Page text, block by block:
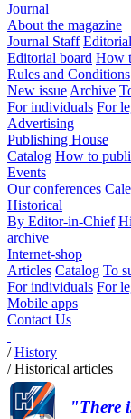
Journal
About the magazine
Journal Staff
Editorial board How
Rules and Conditions
New issue Archive
For individuals For
Advertising
Publishing House
Catalog How to
Events
Our conferences
Historical
By Editor-in-Chief
archive
Internet-shop
Articles Catalog To
For individuals For
Mobile apps
Contact Us
/History
/Historical articles
"There